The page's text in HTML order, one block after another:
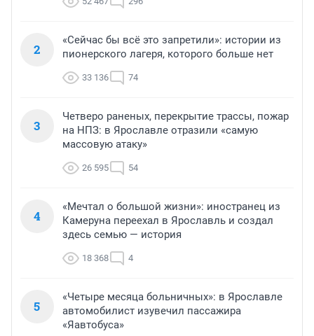
2
«Сейчас бы всё это запретили»: истории из
пионерского лагеря, которого больше нет
33 136 74
3
Четверо раненых, перекрытие трассы, пожар
на НПЗ: в Ярославле отразили «самую
массовую атаку»
26 595 54
4
«Мечтал о большой жизни»: иностранец из
Камеруна переехал в Ярославль и создал
здесь семью — история
18 368 4
5
«Четыре месяца больничных»: в Ярославле
автомобилист изувечил пассажира
«Яавтобуса»